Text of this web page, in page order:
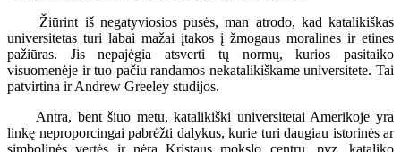
Žiūrint iš negatyviosios pusės, man atrodo, kad katalikiškas
universitetas turi labai mažai įtakos į žmogaus moralines ir etines
pažiūras. Jis nepajėgia atsverti tų normų, kurios pasitaiko
visuomenėje ir tuo pačiu randamos nekatalikiškame universitete. Tai
patvirtina ir Andrew Greeley studijos.
Antra, bent šiuo metu, katalikiški universitetai Amerikoje yra
linkę neproporcingai pabrėžti dalykus, kurie turi daugiau istorinės ar
simbolinės vertės ir nėra Kristaus mokslo centru, pvz. kataliko